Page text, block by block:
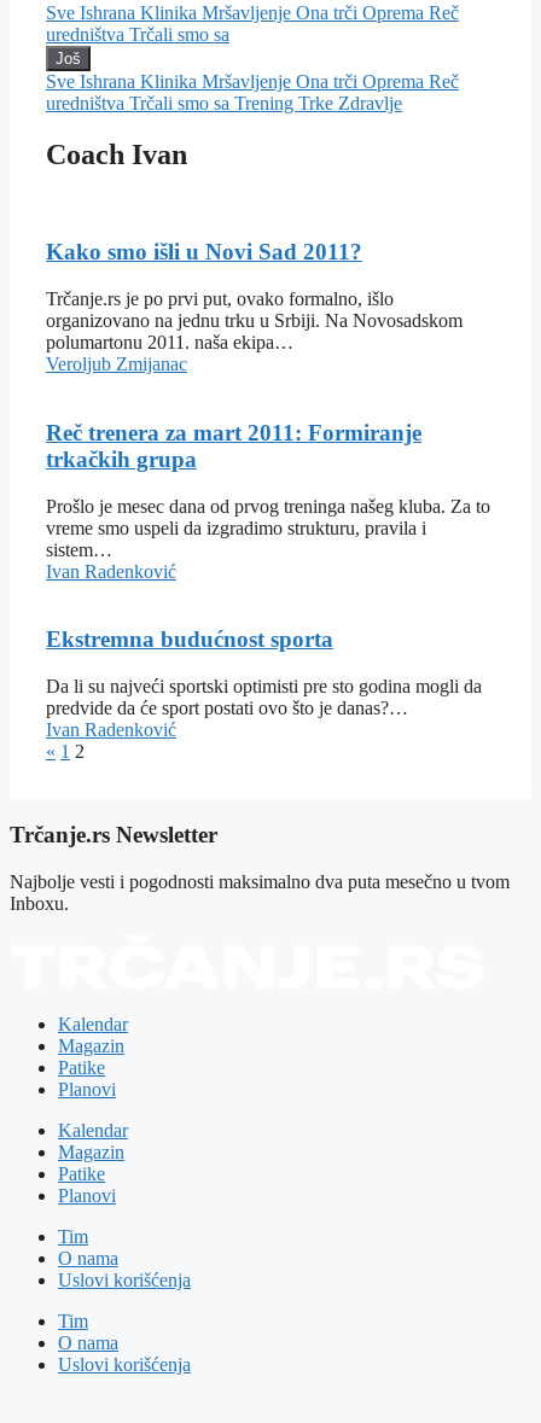
Sve Ishrana Klinika Mršavljenje Ona trči Oprema Reč
uredništva Trčali smo sa
Još
Sve Ishrana Klinika Mršavljenje Ona trči Oprema Reč
uredništva Trčali smo sa Trening Trke Zdravlje
Coach Ivan
Kako smo išli u Novi Sad 2011?
Trčanje.rs je po prvi put, ovako formalno, išlo
organizovano na jednu trku u Srbiji. Na Novosadskom
polumartonu 2011. naša ekipa…
Veroljub Zmijanac
Reč trenera za mart 2011: Formiranje
trkačkih grupa
Prošlo je mesec dana od prvog treninga našeg kluba. Za to
vreme smo uspeli da izgradimo strukturu, pravila i
sistem…
Ivan Radenković
Ekstremna budućnost sporta
Da li su najveći sportski optimisti pre sto godina mogli da
predvide da će sport postati ovo što je danas?…
Ivan Radenković
« 1 2
Trčanje.rs Newsletter
Najbolje vesti i pogodnosti maksimalno dva puta mesečno u tvom
Inboxu.
Kalendar
Magazin
Patike
Planovi
Kalendar
Magazin
Patike
Planovi
Tim
O nama
Uslovi korišćenja
Tim
O nama
Uslovi korišćenja